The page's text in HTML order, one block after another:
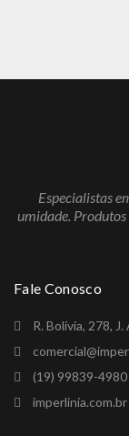
Especialistas
umidade.
Fale Conosco
R. Bolívia, 278,
(19) 99839-4980
imperlinia.com.br